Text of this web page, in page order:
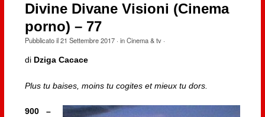
Divine Divane Visioni (Cinema
porno) – 77
Pubblicato il21 Settembre 2017· inCinema & tv·
di Dziga Cacace
Plus tu baises, moins tu cogites et mieux tu dors.
900 –